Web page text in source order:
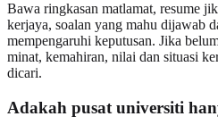
Bawa ringkasan matlamat, resume
kerjaya, soalan yang mahu dijawab
mempengaruhi keputusan. Jika
minat, kemahiran, nilai dan situasi
dicari.
Adakah pusat universiti